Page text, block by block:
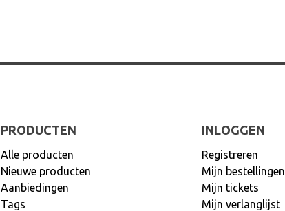
PRODUCTEN
Alle producten
Nieuwe producten
Aanbiedingen
Tags
INLOGGEN
Registreren
Mijn bestellingen
Mijn tickets
Mijn verlanglijst